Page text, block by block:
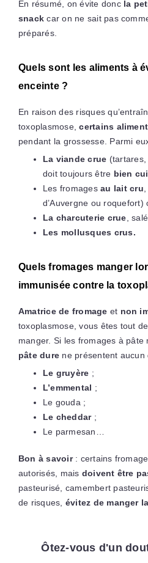
En résumé, on évite doncla
snack car on ne sait pas
préparés.
Quels sont les aliments à
enceinte ?
En raison des risques
toxoplasmose,certains
pendant la grossesse. Parmi
La viande crue
doit toujours être bien
Les fromagesau lait cru
d’Auvergne ou roquefort)
La charcuterie crue ,
Les mollusques crus.
Quels fromages manger
immunisée contre la
Amatrice de fromage et non
toxoplasmose, vous êtes tout
manger. Si les fromages à pâte
pâte dure ne présentent aucun
Le gruyère ;
L’emmental ;
Le gouda ;
Le cheddar;
Le parmesan…
Bon à savoir: certains
autorisés, mais doivent être
pasteurisé, camembert
de risques, évitez de manger
Ôtez-vous d'un